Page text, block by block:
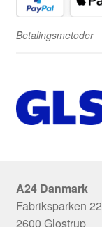
Betalingsmetoder
A24 Danmark
Fabriksparken
2600 Glostrup